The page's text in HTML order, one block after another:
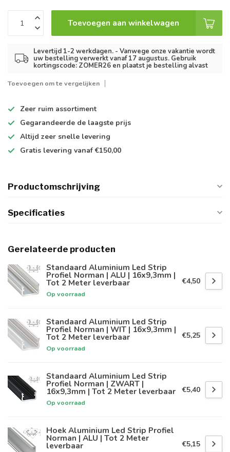
Toevoegen aan winkelwagen
Levertijd 1-2 werkdagen. - Vanwege onze vakantie wordt
uw bestelling verwerkt vanaf 17 augustus. Gebruik
kortingscode: ZOMER26 en plaatst je bestelling alvast
Toevoegen om te vergelijken
Zeer ruim assortiment
Gegarandeerde de laagste prijs
Altijd zeer snelle levering
Gratis levering vanaf €150,00
Productomschrijving
Specificaties
Gerelateerde producten
Standaard Aluminium Led Strip
Profiel Norman | ALU | 16x9,3mm |
Tot 2 Meter leverbaar
Op voorraad
€4,50
Standaard Aluminium Led Strip
Profiel Norman | WIT | 16x9,3mm |
Tot 2 Meter leverbaar
Op voorraad
€5,25
Standaard Aluminium Led Strip
Profiel Norman | ZWART |
16x9,3mm | Tot 2 Meter leverbaar
Op voorraad
€5,40
Hoek Aluminium Led Strip Profiel
Norman | ALU | Tot 2 Meter
leverbaar €5,15